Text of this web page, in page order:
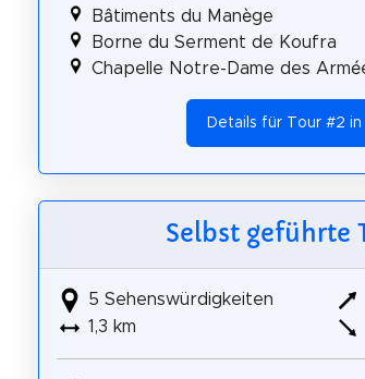
Bâtiments du Manège
Borne du Serment de Koufra
Chapelle Notre-Dame des
Details für Tour #2 in
Selbst geführte
5 Sehenswürdigkeiten
1,3 km